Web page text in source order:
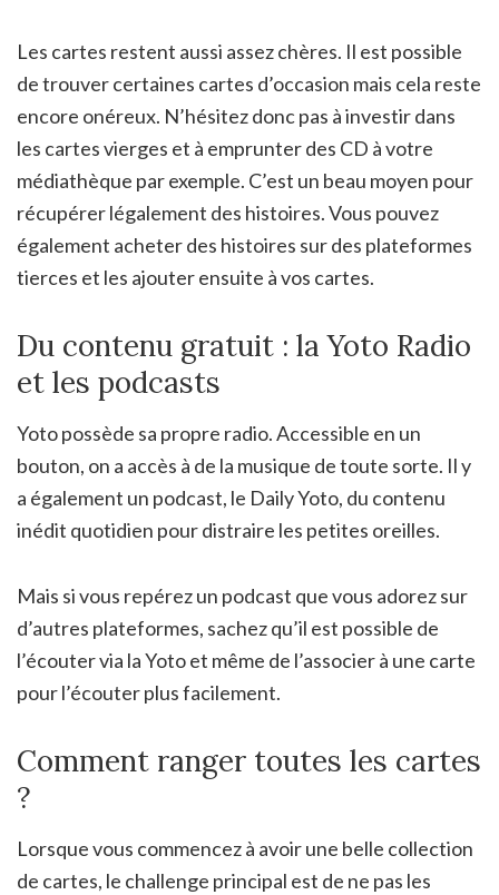
Les cartes restent aussi assez chères. Il est possible
de trouver certaines cartes d’occasion mais cela reste
encore onéreux. N’hésitez donc pas à investir dans
les cartes vierges et à emprunter des CD à votre
médiathèque par exemple. C’est un beau moyen pour
récupérer légalement des histoires. Vous pouvez
également acheter des histoires sur des plateformes
tierces et les ajouter ensuite à vos cartes.
Du contenu gratuit : la Yoto Radio
et les podcasts
Yoto possède sa propre radio. Accessible en un
bouton, on a accès à de la musique de toute sorte. Il y
a également un podcast, le Daily Yoto, du contenu
inédit quotidien pour distraire les petites oreilles.
Mais si vous repérez un podcast que vous adorez sur
d’autres plateformes, sachez qu’il est possible de
l’écouter via la Yoto et même de l’associer à une carte
pour l’écouter plus facilement.
Comment ranger toutes les cartes
?
Lorsque vous commencez à avoir une belle collection
de cartes, le challenge principal est de ne pas les